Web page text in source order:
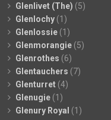
Glenlivet (The) (5)
Glenlochy (1)
Glenlossie (1)
Glenmorangie (5)
Glenrothes (6)
Glentauchers (7)
Glenturret (4)
Glenugie (1)
Glenury Royal (1)